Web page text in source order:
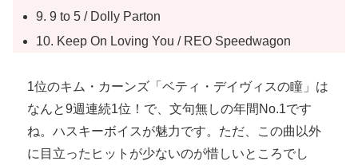
9. 9 to 5 / Dolly Parton
10. Keep On Loving You / REO Speedwagon
1位のキム・カーンズ「ベティ・デイヴィスの瞳」は
なんと9週連続1位！で、文句無しの年間No.1です
ね。ハスキーボイスが魅力です。ただ、この曲以外
に目立ったヒットが少ないのが惜しいところでし